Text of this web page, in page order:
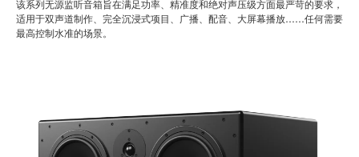
该系列无源监听音箱旨在满足功率、精准度和绝对声压级方面最严苛的要求，
适用于双声道制作、完全沉浸式项目、广播、配音、大屏幕播放……任何需要
最高控制水准的场景。